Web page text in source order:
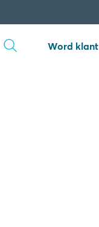
Word klant